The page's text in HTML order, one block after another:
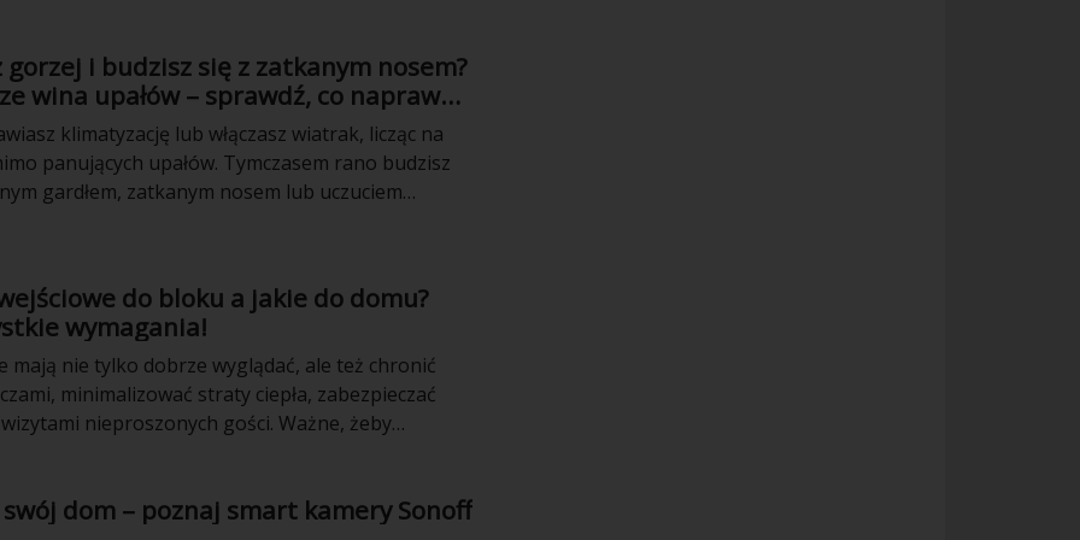
wybrać, aby dodać mieszkaniu uroku?
gorzej i budzisz się z zatkanym nosem?
wina upałów – sprawdź, co naprawdę
snu
klimatyzację lub włączasz wiatrak, licząc na
panujących upałów. Tymczasem rano budzisz
gardłem, zatkanym nosem lub uczuciem
jak wpływa on na jakość snu i w jaki sposób
warunki w swojej sypialni, aby wreszcie
do bloku a jakie do domu?
wymagania!
mają nie tylko dobrze wyglądać, ale też chronić
minimalizować straty ciepła, zabezpieczać
nieproszonych gości. Ważne, żeby
się nieco innymi parametrami.
dom – poznaj smart kamery Sonoff